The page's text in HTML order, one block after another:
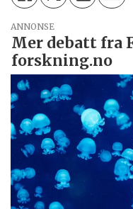
ANNONSE
Mer debatt fra
forskning.no